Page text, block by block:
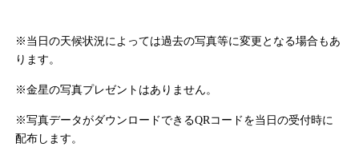
※当日の天候状況によっては過去の写真等に変更となる場合もあ
ります。
※金星の写真プレゼントはありません。
※写真データがダウンロードできるQRコードを当日の受付時に
配布します。